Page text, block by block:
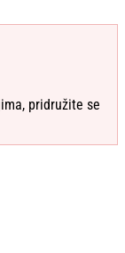
pridružite se